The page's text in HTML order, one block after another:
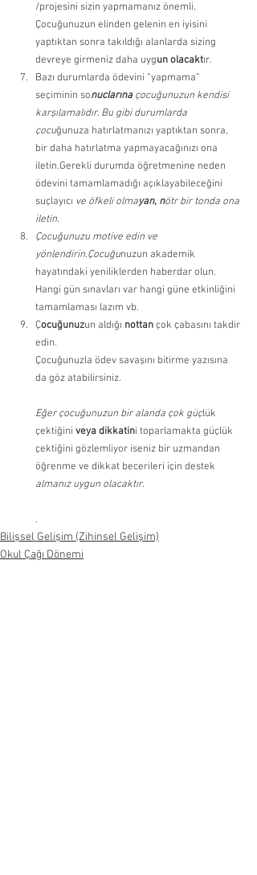
/projesini sizin yapmamanız önemli.
Çocuğunuzun elinden gelenin en iyisini
yaptıktan sonra takıldığı alanlarda sizing
devreye girmeniz daha uygun olacaktır.
Bazı durumlarda ödevini “yapmama”
seçiminin sonuclarına çocuğunuzun kendisi
karşılamalıdır. Bu gibi durumlarda
çocuğunuza hatırlatmanızı yaptıktan sonra,
bir daha hatırlatma yapmayacağınızı ona
iletin.Gerekli durumda öğretmenine neden
ödevini tamamlamadığı açıklayabileceğini
suçlayıcı ve öfkeli olmayan, nötr bir tonda ona
iletin.
Çocuğunuzu motive edin ve
yönlendirin.Çocuğunuzun akademik
hayatındaki yeniliklerden haberdar olun.
Hangi gün sınavları var hangi güne etkinliğini
tamamlaması lazım vb.
Çocuğunuzun aldığı nottan çok çabasını takdir
edin.
Çocuğunuzla ödev savaşını bitirme yazısına
da göz atabilirsiniz.
Eğer çocuğunuzun bir alanda çok güçlük
çektiğini veya dikkatini toparlamakta güçlük
çektiğini gözlemliyor iseniz bir uzmandan
öğrenme ve dikkat becerileri için destek
almanız uygun olacaktır.
.
Bilişsel Gelişim (Zihinsel Gelişim)
Okul Çağı Dönemi